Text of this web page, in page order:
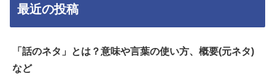
最近の投稿
「話のネタ」とは？意味や言葉の使い方、概要(元ネタ)
など